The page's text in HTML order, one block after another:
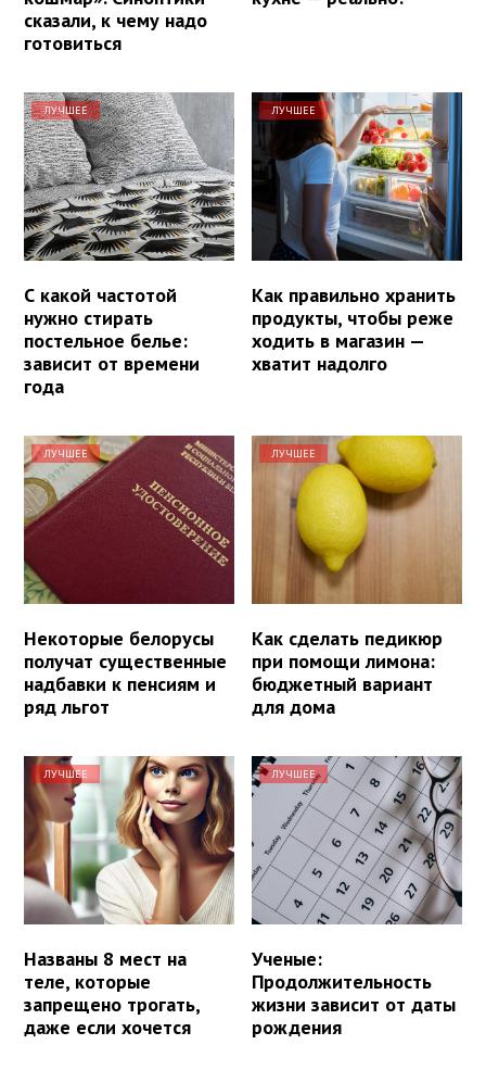
сказали, к чему надо
готовиться
ЛУЧШЕЕ
С какой частотой
нужно стирать
постельное белье:
зависит от времени
года
ЛУЧШЕЕ
Как правильно хранить
продукты, чтобы реже
ходить в магазин —
хватит надолго
ЛУЧШЕЕ
Некоторые белорусы
получат существенные
надбавки к пенсиям и
ряд льгот
ЛУЧШЕЕ
Как сделать педикюр
при помощи лимона:
бюджетный вариант
для дома
ЛУЧШЕЕ
Названы 8 мест на
теле, которые
запрещено трогать,
даже если хочется
ЛУЧШЕЕ
Ученые:
Продолжительность
жизни зависит от даты
рождения